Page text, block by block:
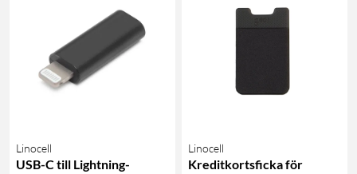
Linocell
USB-C till Lightning-
Linocell
Kreditkortsficka för